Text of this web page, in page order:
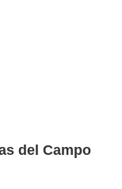
del Campo